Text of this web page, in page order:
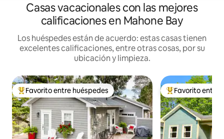
Casas vacacionales con las mejores
calificaciones en Mahone Bay
Los huéspedes están de acuerdo: estas casas tienen
excelentes calificaciones, entre otras cosas, por su
ubicación y limpieza.
Favorito entre huéspedes preferido
Favorito entre huéspedes Favorito entre
Favorito entre